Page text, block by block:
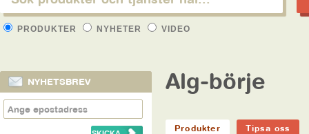
PRODUKTER NYHETER VIDEO
NYHETSBREV Alg-börje
Produkter Tipsa oss